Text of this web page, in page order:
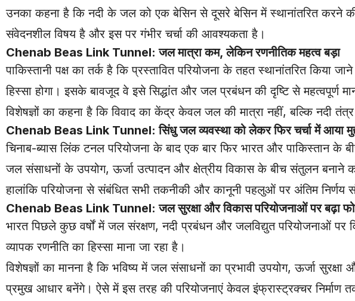
उनका कहना है कि नदी के जल को एक बेसिन से दूसरे बेसिन में स्थानांतरित करने
संवेदनशील विषय है और इस पर गंभीर चर्चा की आवश्यकता है।
Chenab Beas Link Tunnel: जल मात्रा कम, लेकिन रणनीतिक महत्व बड़ा
पाकिस्तानी पक्ष का तर्क है कि प्रस्तावित परियोजना के तहत स्थानांतरित किया
हिस्सा होगा। इसके बावजूद वे इसे सिद्धांत और जल प्रबंधन की दृष्टि से महत्वपूर्ण
विशेषज्ञों का कहना है कि विवाद का केंद्र केवल जल की मात्रा नहीं, बल्कि नदी
Chenab Beas Link Tunnel: सिंधु जल व्यवस्था को लेकर फिर चर्चा में आया
चिनाब-ब्यास लिंक टनल परियोजना के बाद एक बार फिर भारत और पाकिस्तान के
जल संसाधनों के उपयोग, ऊर्जा उत्पादन और क्षेत्रीय विकास के बीच संतुलन
हालांकि परियोजना से संबंधित सभी तकनीकी और कानूनी पहलुओं पर अंतिम
Chenab Beas Link Tunnel: जल सुरक्षा और विकास परियोजनाओं पर बढ़ा
भारत पिछले कुछ वर्षों में जल संरक्षण, नदी प्रबंधन और जलविद्युत परियोजनाओं पर
व्यापक रणनीति का हिस्सा माना जा रहा है।
विशेषज्ञों का मानना है कि भविष्य में जल संसाधनों का प्रभावी उपयोग, ऊर्जा
प्रमुख आधार बनेंगे। ऐसे में इस तरह की परियोजनाएं केवल इंफ्रास्ट्रक्चर निर्माण